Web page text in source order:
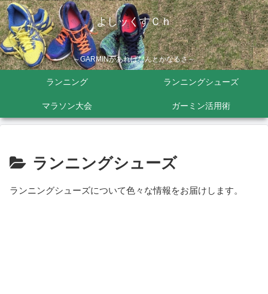
よしッくすＣｈ
～GARMINがあればなんとかなるさ～
ランニング ランニングシューズ
マラソン大会 ガーミン活用術
ランニングシューズ
ランニングシューズについて色々な情報をお届けします。